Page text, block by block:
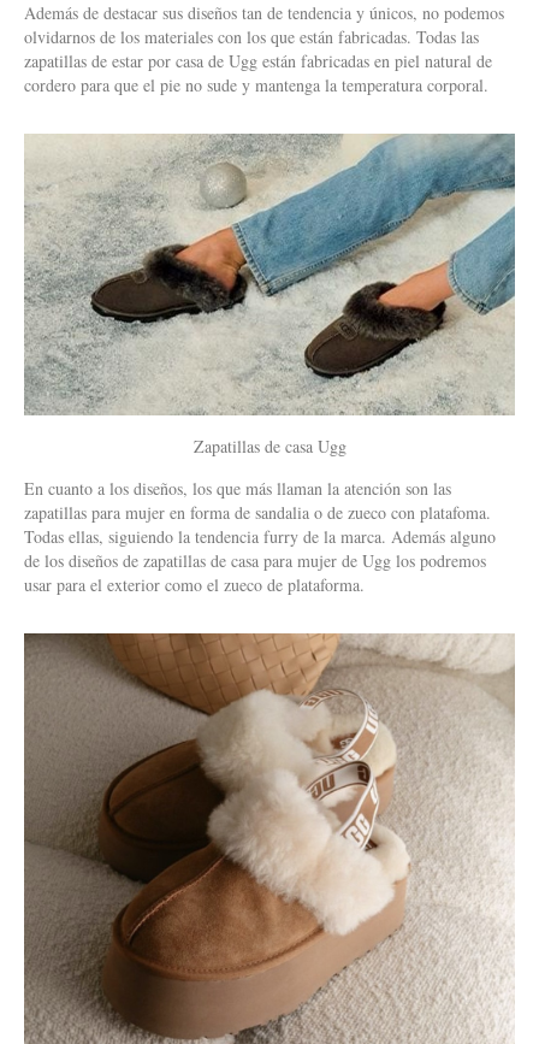
Además de destacar sus diseños tan de tendencia y únicos, no podemos
olvidarnos de los materiales con los que están fabricadas. Todas las
zapatillas de estar por casa de Ugg están fabricadas en piel natural de
cordero para que el pie no sude y mantenga la temperatura corporal.
Zapatillas de casa Ugg
En cuanto a los diseños, los que más llaman la atención son las
zapatillas para mujer en forma de sandalia o de zueco con platafoma.
Todas ellas, siguiendo la tendencia furry de la marca. Además alguno
de los diseños de zapatillas de casa para mujer de Ugg los podremos
usar para el exterior como el zueco de plataforma.